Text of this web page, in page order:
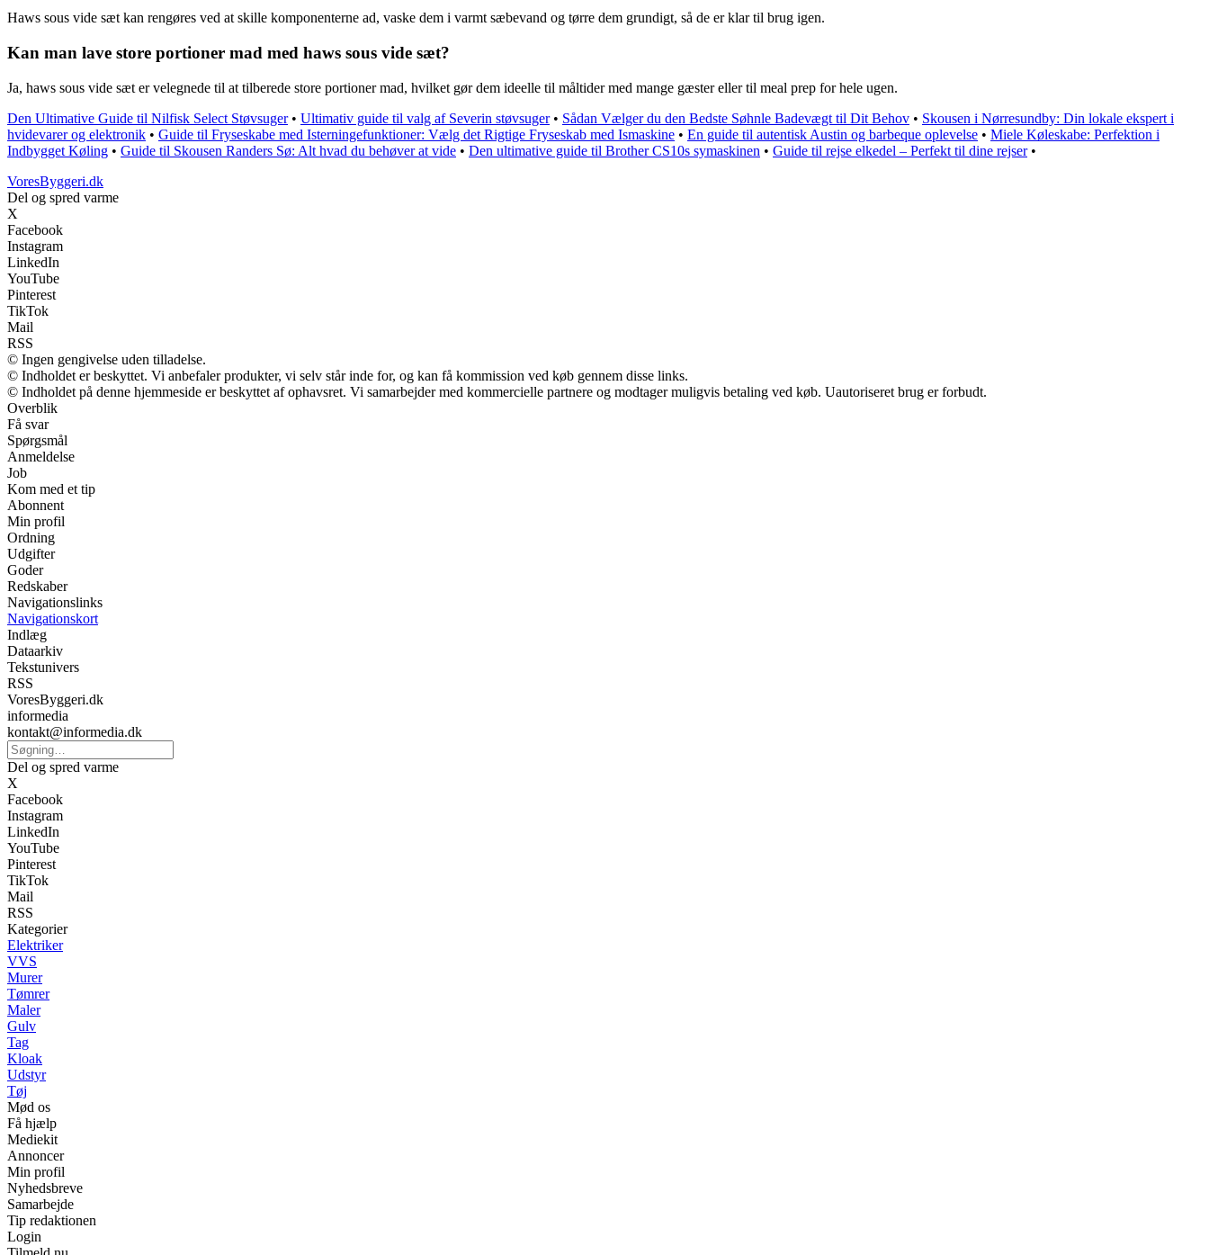
Haws sous vide sæt kan rengøres ved at skille komponenterne ad, vaske dem i varmt sæbevand og tørre dem grundigt, så de er klar til brug igen.
Kan man lave store portioner mad med haws sous vide sæt?
Ja, haws sous vide sæt er velegnede til at tilberede store portioner mad, hvilket gør dem ideelle til måltider med mange gæster eller til meal prep for hele ugen.
Den Ultimative Guide til Nilfisk Select Støvsuger• Ultimativ guide til valg af Severin støvsuger• Sådan Vælger du den Bedste Søhnle Badevægt til Dit Behov • Skousen i Nørresundby: Din lokale ekspert i
hvidevarer og elektronik • Guide til Fryseskabe med Isterningefunktioner: Vælg det Rigtige Fryseskab med Ismaskine • En guide til autentisk Austin og barbeque oplevelse • Miele Køleskabe: Perfektion i
Indbygget Køling • Guide til Skousen Randers Sø: Alt hvad du behøver at vide • Den ultimative guide til Brother CS10s symaskinen • Guide til rejse elkedel – Perfekt til dine rejser•
VoresByggeri.dk
Del og spred varme
X
Facebook
Instagram
LinkedIn
YouTube
Pinterest
TikTok
Mail
RSS
© Ingen gengivelse uden tilladelse.
© Indholdet er beskyttet. Vi anbefaler produkter, vi selv står inde for, og kan få kommission ved køb gennem disse links.
© Indholdet på denne hjemmeside er beskyttet af ophavsret. Vi samarbejder med kommercielle partnere og modtager muligvis betaling ved køb. Uautoriseret brug er forbudt.
Overblik
Få svar
Spørgsmål
Anmeldelse
Job
Kom med et tip
Abonnent
Min profil
Ordning
Udgifter
Goder
Redskaber
Navigationslinks
Navigationskort
Indlæg
Dataarkiv
Tekstunivers
RSS
VoresByggeri.dk
informedia
kontakt@informedia.dk
Del og spred varme
X
Facebook
Instagram
LinkedIn
YouTube
Pinterest
TikTok
Mail
RSS
Kategorier
Elektriker
VVS
Murer
Tømrer
Maler
Gulv
Tag
Kloak
Udstyr
Tøj
Mød os
Få hjælp
Mediekit
Annoncer
Min profil
Nyhedsbreve
Samarbejde
Tip redaktionen
Login